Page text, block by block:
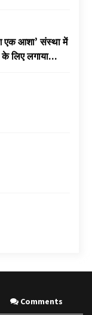
एक आशा’ संस्था में
के लिए लगाया
Comments